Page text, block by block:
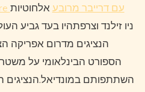
אוזניות תוך-אוזן 1more עם דרייבר מרובע אלחוטיות
הנציגים מדרום אפריקה
הספורט הבינלאומי על
השתתפותם במונדיאל.הנציגים